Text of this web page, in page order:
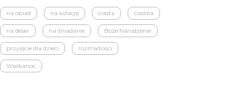
na obiad na kolację ciasta ciastka
na deser na śniadanie Boże Narodzenie
przyjęcie dla dzieci rozmaitości
Wielkanoc